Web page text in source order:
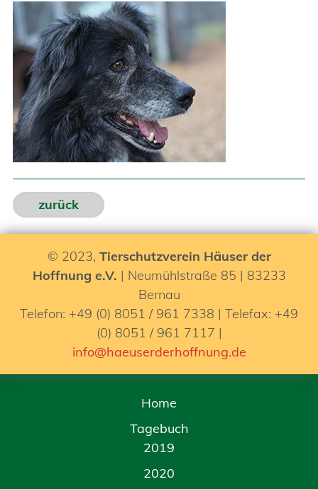
zurück
© 2023, Tierschutzverein Häuser der
Hoffnung e.V. | Neumühlstraße 85 | 83233
Bernau
Telefon: +49 (0) 8051 / 961 7338 | Telefax: +49
(0) 8051 / 961 7117 |
info@haeuserderhoffnung.de
Home
Tagebuch
2019
2020